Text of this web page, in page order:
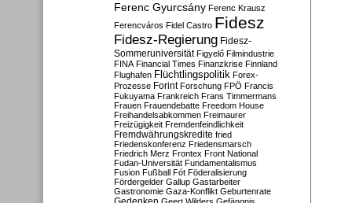
Ferenc Gyurcsány Ferenc Krausz
Ferencváros Fidel Castro Fidesz
Fidesz-Regierung Fidesz-
Sommeruniversität Figyelő Filmindustrie
FINA Financial Times Finanzkrise Finnland
Flughafen Flüchtlingspolitik Forex-
Prozesse Forint Forschung FPÖ Francis
Fukuyama Frankreich Frans Timmermans
Frauen Frauendebatte Freedom House
Freihandelsabkommen Freimaurer
Freizügigkeit Fremdenfeindlichkeit
Fremdwährungskredite fried
Friedenskonferenz Friedensmarsch
Friedrich Merz Frontex Front National
Fudan-Universität Fundamentalismus
Fusion Fußball Fót Föderalisierung
Fördergelder Gallup Gastarbeiter
Gastronomie Gaza-Konflikt Geburtenrate